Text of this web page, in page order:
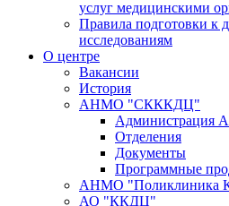
услуг медицинскими
Правила подготовки к
исследованиям
О центре
Вакансии
История
АНМО "СКККДЦ"
Администрация
Отделения
Документы
Программные
АНМО "Поликлиника
АО "ККДЦ"